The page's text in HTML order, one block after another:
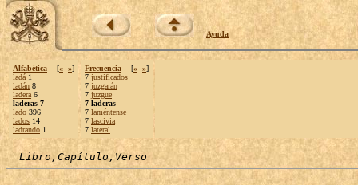
Ayuda
Alfabética [« »]
ladá 1
ladán 8
ladera 6
laderas 7
lado 396
lados 14
ladrando 1
Frecuencia [« »]
7 justificados
7 juzgarán
7 juzgue
7 laderas
7 laméntense
7 lascivia
7 lateral
Libro,Capítulo,Verso